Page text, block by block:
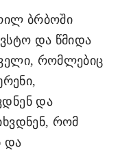
ბრბოში
და წმიდა
რომლებიც
და
რომ
და